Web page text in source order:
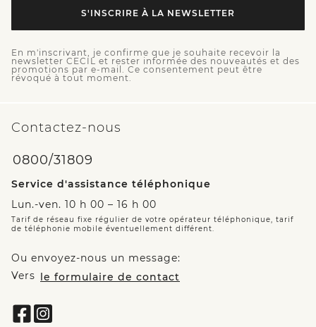
S'INSCRIRE À LA NEWSLETTER
En m'inscrivant, je confirme que je souhaite recevoir la
newsletter CECIL et rester informée des nouveautés et des
promotions par e-mail. Ce consentement peut être
révoqué à tout moment.
Contactez-nous
0800/31809
Service d'assistance téléphonique
Lun.-ven. 10 h 00 – 16 h 00
Tarif de réseau fixe régulier de votre opérateur téléphonique, tarif
de téléphonie mobile éventuellement différent.
Ou envoyez-nous un message:
Vers
le formulaire de contact